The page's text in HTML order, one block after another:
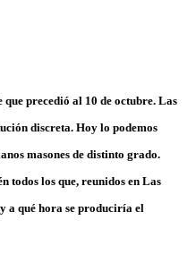
precedió al 10 de octubre. Las
discreta. Hoy lo podemos
masones de distinto grado.
todos los que, reunidos en Las
a qué hora se produciría el